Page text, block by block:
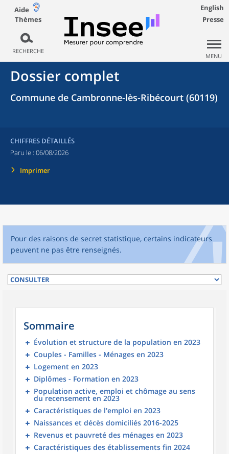
Aide
Thèmes
RECHERCHE
English
Presse
MENU
Dossier complet
Commune de Cambronne-lès-Ribécourt (60119)
CHIFFRES DÉTAILLÉS
Paru le : 06/08/2026
Imprimer
Pour des raisons de secret statistique, certains indicateurs
peuvent ne pas être renseignés.
Sommaire
Évolution et structure de la population en 2023
Couples - Familles - Ménages en 2023
Logement en 2023
Diplômes - Formation en 2023
Population active, emploi et chômage au sens
du recensement en 2023
Caractéristiques de l'emploi en 2023
Naissances et décès domiciliés 2016-2025
Revenus et pauvreté des ménages en 2023
Caractéristiques des établissements fin 2024